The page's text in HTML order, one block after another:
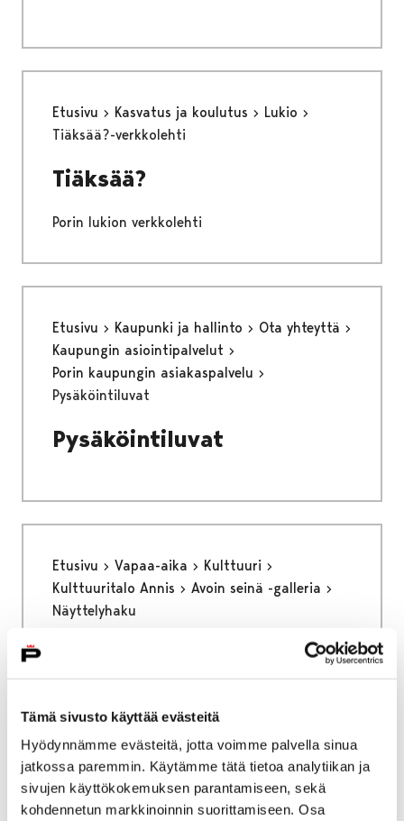
Tämä sivusto käyttää evästeitä
Hyödynnämme evästeitä, jotta voimme palvella sinua
jatkossa paremmin. Käytämme tätä tietoa analytiikan ja
sivujen käyttökokemuksen parantamiseen, sekä
kohdennetun markkinoinnin suorittamiseen. Osa
Etusivu Kasvatus ja koulutus
Lukio
Tiäksää?-verkkolehti
Tiäksää?
Porin lukion verkkolehti
Etusivu Kaupunki ja hallinto
Ota yhteyttä
Kaupungin asiointipalvelut
Porin kaupungin asiakaspalvelu
Pysäköintiluvat
Pysäköintiluvat
Etusivu Vapaa-aika
Kulttuuri
Kulttuuritalo Annis
Avoin seinä -galleria
Näyttelyhaku
Etusivu
Kaupunki ja hallinto
Talous ja strategia
Avustukset